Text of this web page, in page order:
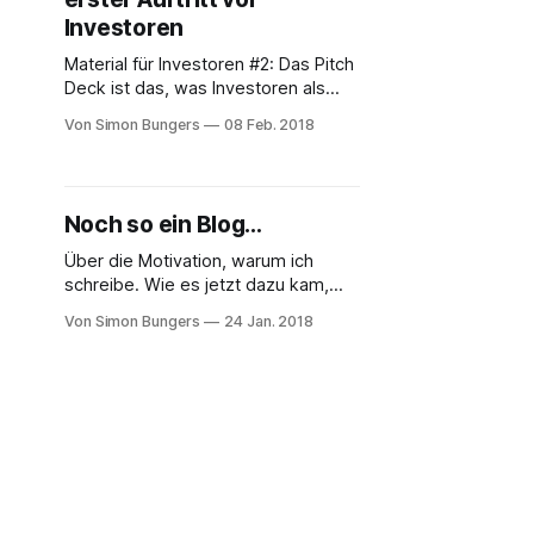
Investoren
Material für Investoren #2: Das Pitch
Deck ist das, was Investoren als
sehen, deshalb will ich es mal mit
kommt man nicht weit, es kostet
beim zweiten Schritt nur Zeit - lest
einfach
Von Simon Bungers 08 Feb. 2018
Noch so ein Blog…
Über die Motivation, warum ich
schreibe. Wie es jetzt dazu kam,
ein paar Punkte zu den Themen,
Von Simon Bungers 24 Jan. 2018